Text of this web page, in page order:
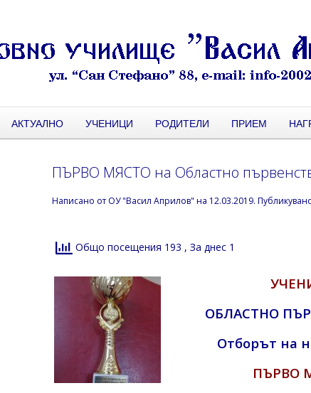
АКТУАЛНО УЧЕНИЦИ РОДИТЕЛИ ПРИЕМ
ПЪРВО МЯСТО на Областно
Написано от ОУ "Васил Априлов" на 12.03.2019.
Общо посещения 193 , За днес 1
ОБЛАСТНО
Отборът на
ПЪРВО